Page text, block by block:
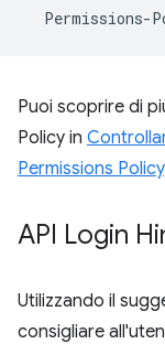
Permissions-
Puoi scoprire di
Policy in
Permissions Policy
API Login
Utilizzando il
consigliare